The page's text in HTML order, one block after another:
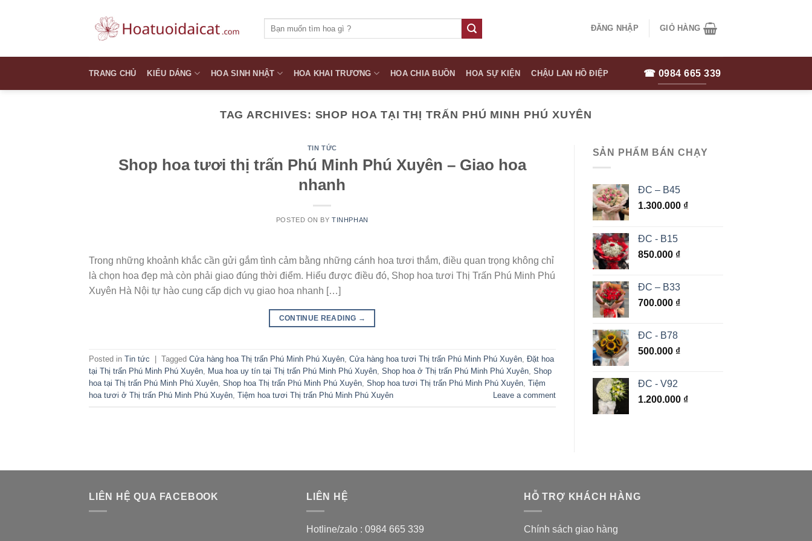
kiếm:
ĐĂNG NHẬP GIỎ HÀNG
TRANG CHỦ KIỂU DÁNG HOA SINH NHẬT HOA KHAI TRƯƠNG HOA CHIA BUỒN HOA SỰ KIỆN CHẬU LAN HỒ ĐIỆP ☎ 0984 665 339
TAG ARCHIVES: SHOP HOA TẠI THỊ TRẤN PHÚ MINH PHÚ XUYÊN
TIN TỨC
Shop hoa tươi thị trấn Phú Minh Phú Xuyên – Giao hoa
nhanh
POSTED ON BYTINHPHAN
Trong những khoảnh khắc cần gửi gắm tình cảm bằng những cánh hoa tươi thắm, điều quan trọng không chỉ
là chọn hoa đẹp mà còn phải giao đúng thời điểm. Hiểu được điều đó, Shop hoa tươi Thị Trấn Phú Minh Phú
Xuyên Hà Nội tự hào cung cấp dịch vụ giao hoa nhanh […]
CONTINUE READING →
Posted in Tin tức Tagged Cửa hàng hoa Thị trấn Phú Minh Phú Xuyên, Cửa hàng hoa tươi Thị trấn Phú Minh Phú Xuyên, Đặt hoa
tại Thị trấn Phú Minh Phú Xuyên, Mua hoa uy tín tại Thị trấn Phú Minh Phú Xuyên, Shop hoa ở Thị trấn Phú Minh Phú Xuyên, Shop
hoa tại Thị trấn Phú Minh Phú Xuyên, Shop hoa Thị trấn Phú Minh Phú Xuyên, Shop hoa tươi Thị trấn Phú Minh Phú Xuyên, Tiệm
hoa tươi ở Thị trấn Phú Minh Phú Xuyên, Tiệm hoa tươi Thị trấn Phú Minh Phú Xuyên Leave a comment
SẢN PHẨM BÁN CHẠY
ĐC – B45
1.300.000 ₫
ĐC - B15
850.000 ₫
ĐC – B33
700.000 ₫
ĐC - B78
500.000 ₫
ĐC - V92
1.200.000 ₫
LIÊN HỆ QUA FACEBOOK LIÊN HỆ
Hotline/zalo : 0984 665 339
HỖ TRỢ KHÁCH HÀNG
Chính sách giao hàng